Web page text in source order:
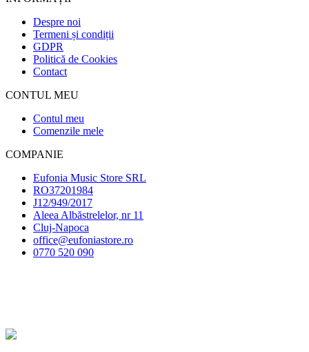
Despre noi
Termeni și condiții
GDPR
Politică de Cookies
Contact
CONTUL MEU
Contul meu
Comenzile mele
COMPANIE
Eufonia Music Store SRL
RO37201984
J12/949/2017
Aleea Albăstrelelor, nr 11
Cluj-Napoca
office@eufoniastore.ro
0770 520 090